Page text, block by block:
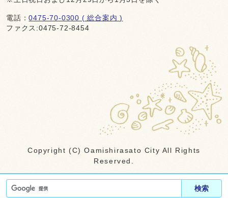
検索
電話：0475-70-0300 ( 総合案内 )
ファクス:0475-72-8454
Copyright (C) Oamishirasato City All Rights
Reserved.